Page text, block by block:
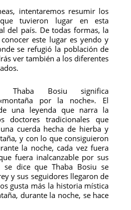
intentaremos resumir los
tuvieron lugar en esta
del país. De todas formas, la
este lugar es yendo y
se refugió la población de
ver también a los diferentes
Bosiu significa
por la noche». El
una leyenda que narra la
doctores tradicionales que
cuerda hecha de hierba y
y con lo que consiguieron
la noche, cada vez fuera
fuera inalcanzable por sus
se dice que Thaba Bosiu se
y sus seguidores llegaron de
gusta más la historia mística
durante la noche, se hace